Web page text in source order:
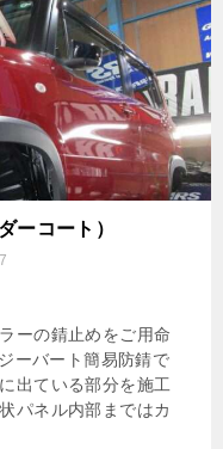
ーコート）
ーの錆止めをご用命
ーバート簡易防錆で
出ている部分を施工
パネル内部まではカ